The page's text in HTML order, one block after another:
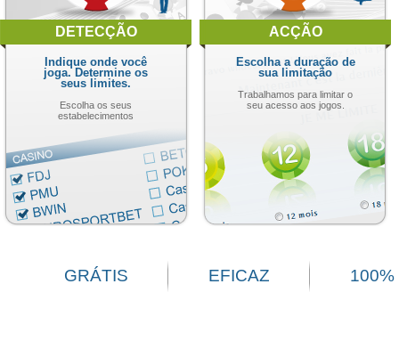
DETECÇÃO
Indique onde você
joga. Determine os
seus limites.
Escolha os seus
estabelecimentos
ACÇÃO
Escolha a duração de
sua limitação
Trabalhamos para limitar o
seu acesso aos jogos.
GRÁTIS EFICAZ 100%